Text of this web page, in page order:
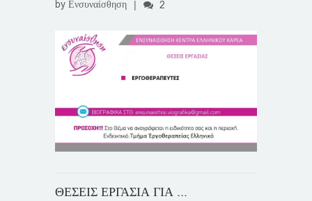
by Ενσυναίσθηση 2
ΘΕΣΕΙΣ ΕΡΓΑΣΙΑ ΓΙΑ ...